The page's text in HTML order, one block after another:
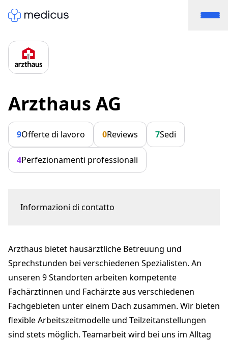
Arzthaus AG
9Offerte di lavoro 0Reviews 7Sedi
4Perfezionamenti professionali
Informazioni di contatto
stefanie.egger@arzthaus.ch
+41 71 221 10 00
Arzthaus bietet hausärztliche Betreuung und
Sprechstunden bei verschiedenen Spezialisten. An
unseren 9 Standorten arbeiten kompetente
Fachärztinnen und Fachärzte aus verschiedenen
Fachgebieten unter einem Dach zusammen. Wir bieten
flexible Arbeitszeitmodelle und Teilzeitanstellungen
sind stets möglich. Teamarbeit wird bei uns im Alltag